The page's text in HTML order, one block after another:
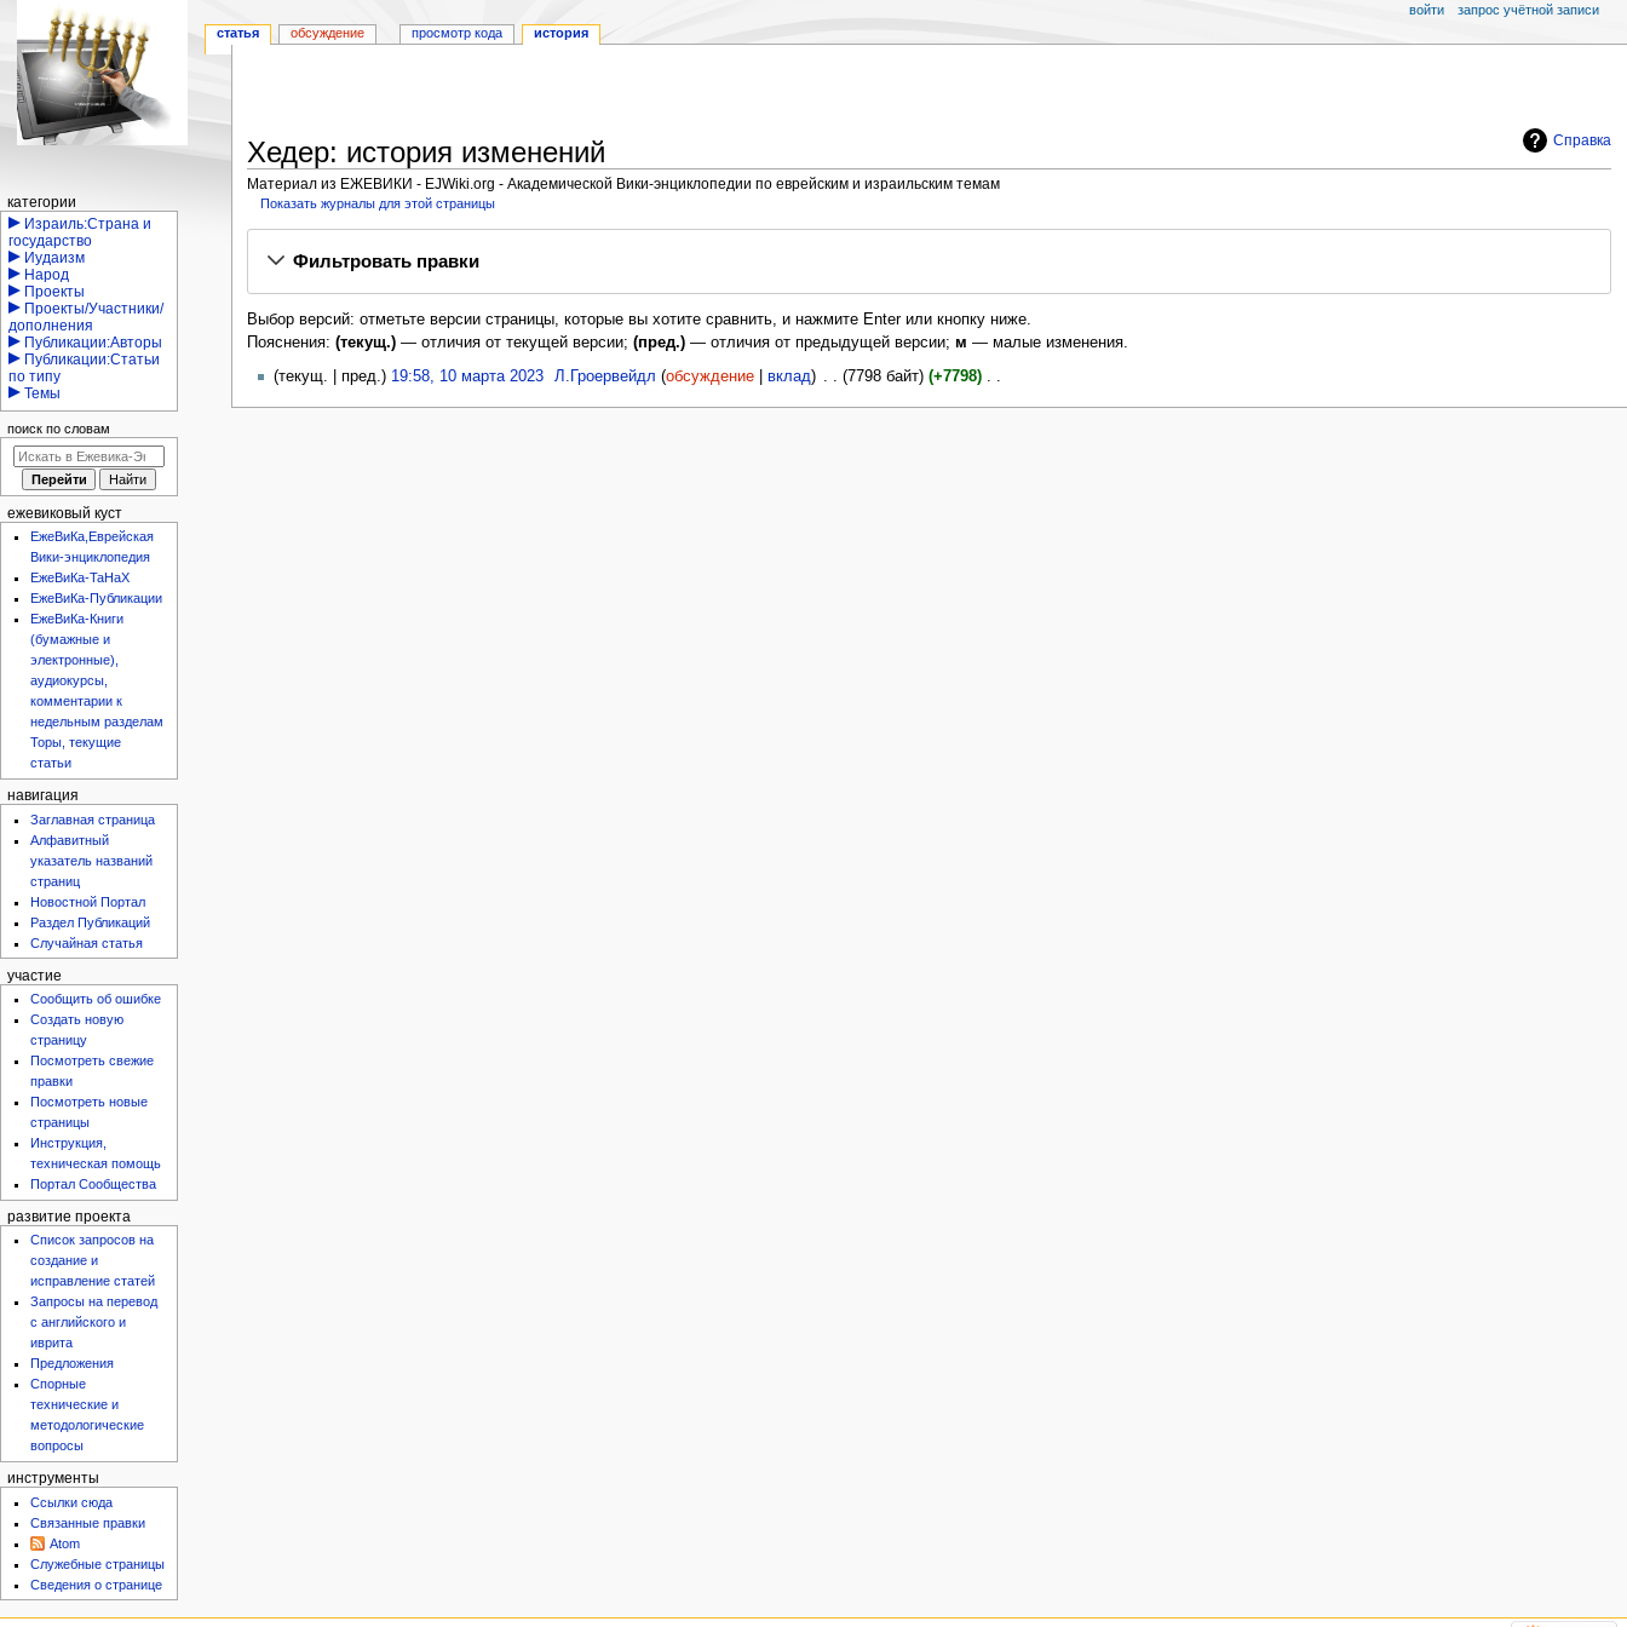
Справка
Хедер: история изменений
Материал из ЕЖЕВИКИ - EJWiki.org - Академической Вики-энциклопедии по еврейским и израильским темам
Показать журналы для этой страницы
Фильтровать правки
Выбор версий: отметьте версии страницы, которые вы хотите сравнить, и нажмите Enter или кнопку ниже.
Пояснения:(текущ.) — отличия от текущей версии;(пред.) — отличия от предыдущей версии;м — малые изменения.
10
текущ. пред. 19:58, 10 марта 2023‎ Л.Гроервейдл обсуждение вклад 7798 байт +7798
Навигация
статья обсуждение просмотр кода история
войти запрос учётной записи
категории
Израиль:Страна и
государство
Иудаизм
Народ
Проекты
Проекты/Участники/
дополнения
Публикации:Авторы
Публикации:Статьи
по типу
Темы
поиск по словам
ежевиковый куст
ЕжеВиКа,Еврейская
Вики-энциклопедия
ЕжеВиКа-ТаНаХ
ЕжеВиКа-Публикации
ЕжеВиКа-Книги
(бумажные и
электронные),
аудиокурсы,
комментарии к
недельным разделам
Торы, текущие
статьи
навигация
Заглавная страница
Алфавитный
указатель названий
страниц
Новостной Портал
Раздел Публикаций
Случайная статья
участие
Сообщить об ошибке
Создать новую
страницу
Посмотреть свежие
правки
Посмотреть новые
страницы
Инструкция,
техническая помощь
Портал Сообщества
развитие проекта
Список запросов на
создание и
исправление статей
Запросы на перевод
с английского и
иврита
Предложения
Спорные
технические и
методологические
вопросы
инструменты
Ссылки сюда
Связанные правки
Atom
Служебные страницы
Сведения о странице